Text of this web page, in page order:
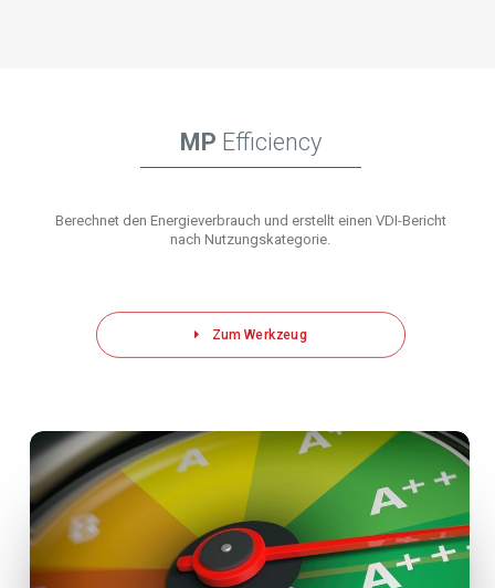
MP Efficiency
Berechnet den Energieverbrauch und erstellt einen VDI-Bericht
nach Nutzungskategorie.
Zum Werkzeug